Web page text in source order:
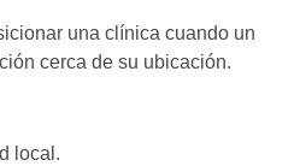
una clínica cuando un
cerca de su ubicación.
local.